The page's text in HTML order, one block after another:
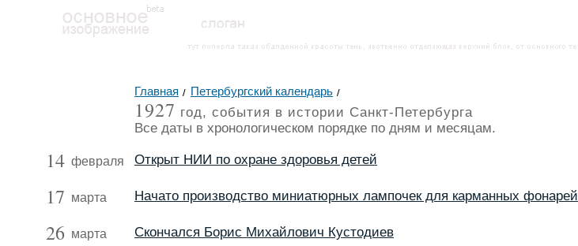
Главная Петербургский календарь
1927 год, события в истории Санкт-Петербурга
Все даты в хронологическом порядке по дням и месяцам.
14 февраля Открыт НИИ по охране здоровья детей
17 марта Начато производство миниатюрных лампочек для карманных фонарей
26 марта Скончался Борис Михайлович Кустодиев